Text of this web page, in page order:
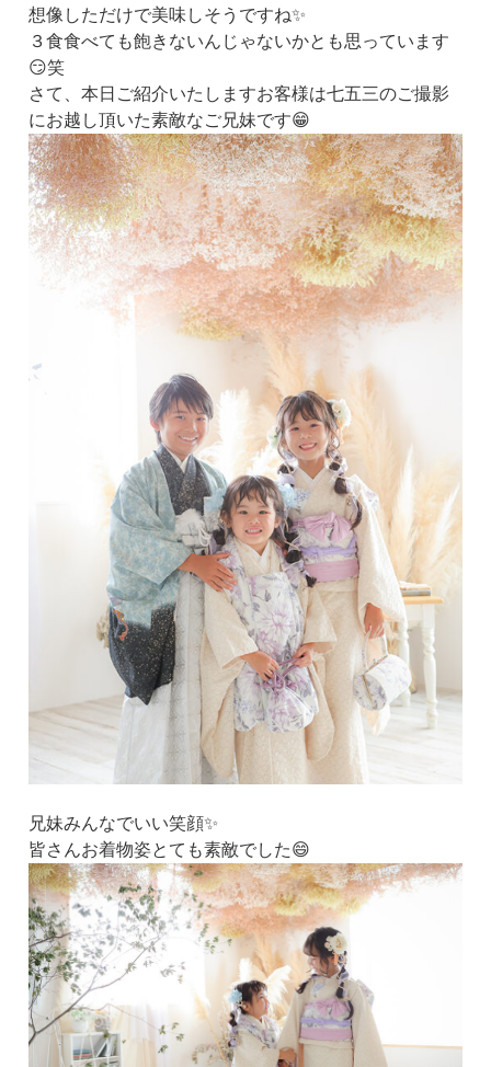
想像しただけで美味しそうですね✨
３食食べても飽きないんじゃないかとも思っています
😏笑
さて、本日ご紹介いたしますお客様は七五三のご撮影
にお越し頂いた素敵なご兄妹です😁
兄妹みんなでいい笑顔✨
皆さんお着物姿とても素敵でした😄